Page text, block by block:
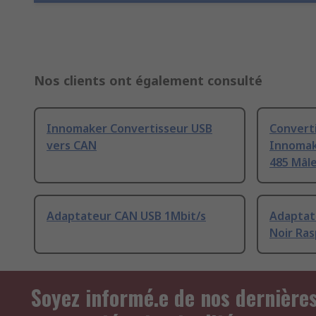
Nos clients ont également consulté
Innomaker Convertisseur USB
vers CAN
485 Mâle
Adaptateur CAN USB 1Mbit/s
Noir
Soyez informé.e de nos